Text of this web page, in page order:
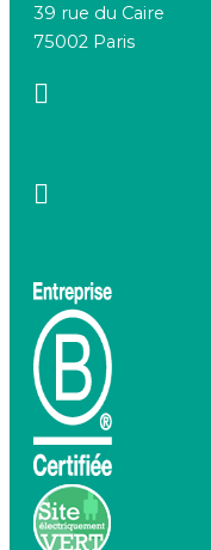
39 rue du Caire
75002 Paris